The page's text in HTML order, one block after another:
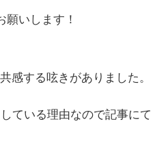
願いします！
感する呟きがありました。
ている理由なので記事にて